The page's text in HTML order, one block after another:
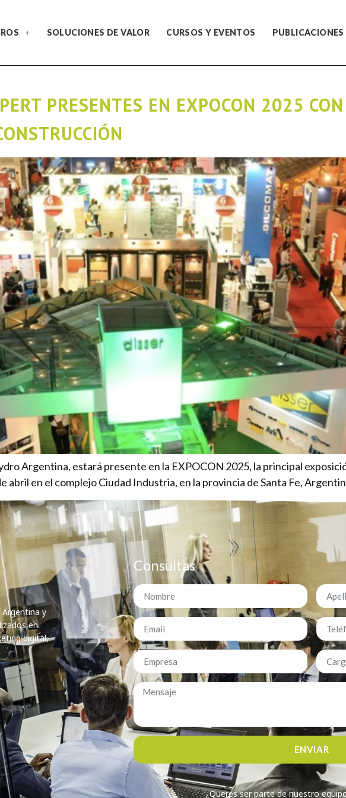
SOLUCIONES DE VALOR CURSOS Y EVENTOS PUBLICACIONES
PRESENTES EN EXPOCON 2025
Argentina, estará presente en la EXPOCON 2025, la principal
abril en el complejo Ciudad Industria, en la provincia de Santa Fe,
Argentina y
en
digital,
Consultas
ENVIAR
¿Queres ser parte de nuestro